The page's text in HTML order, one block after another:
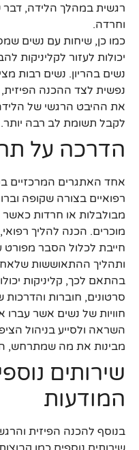
רגשית במהלך הלידה, דבר
וחרדה.
כמו כן, שיחות עם נשים
יכולות לעזור לקליניקות
נשים בהריון. נשים רבות
נפשית לצד ההכנה הפיזית,
את ההיבט הרגשי של
לקבל תשומת לב רבה יותר.
הדרכה על
אחד האתגרים המרכזיים
רפואיים בצורה שקופה
מבולבלות או חרדות כאשר
מוכרים. הכנה להליך
חייבת לכלול הסבר מפורט
ותהליך ההתאוששות
בהתאם לכך, קליניקות
סרטונים, חוברות
חוויות של נשים אשר עברו
השראה ולסייע בניהול
מבינות את מה שמתרחש,
שירותים
המודעות
בנוסף להכנה הפיזית